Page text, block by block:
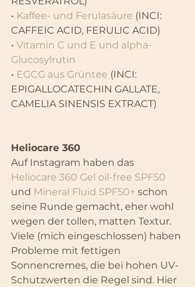
• Kaffee- und Ferulasäure (INCI:
CAFFEIC ACID, FERULIC ACID)
• Vitamin C und E und alpha-
Glucosylrutin
• EGCG aus Grüntee (INCI:
EPIGALLOCATECHIN GALLATE,
CAMELIA SINENSIS EXTRACT)
Heliocare 360
Auf Instagram haben das
Heliocare 360 Gel oil-free SPF50
und Mineral Fluid SPF50+ schon
seine Runde gemacht, eher wohl
wegen der tollen, matten Textur.
Viele (mich eingeschlossen) haben
Probleme mit fettigen
Sonnencremes, die bei hohen UV-
Schutzwerten die Regel sind. Hier